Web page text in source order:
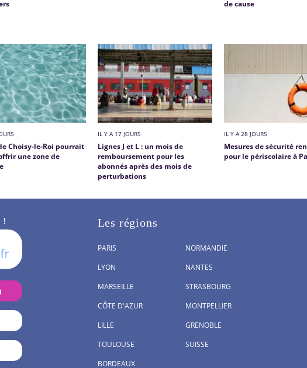
de cause
Choisy-le-Roi pourrait
une zone de
IL Y A 17 JOURS
Lignes J et L : un mois de
remboursement pour les
abonnés après des mois de
perturbations
IL Y A 28 JOURS
Mesures de sécurité
pour le périscolaire à
! Les régions
PARIS
LYON
MARSEILLE
CÔTE D'AZUR
LILLE
TOULOUSE
BORDEAUX
NORMANDIE
NANTES
STRASBOURG
MONTPELLIER
GRENOBLE
SUISSE